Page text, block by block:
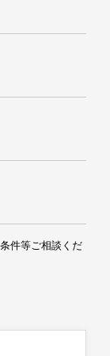
件等ご相談くだ